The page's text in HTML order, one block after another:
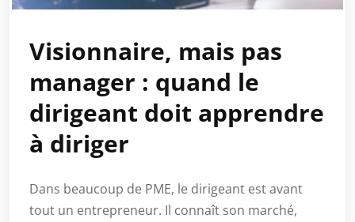
Visionnaire, mais pas
manager : quand le
dirigeant doit apprendre
à diriger
Dans beaucoup de PME, le dirigeant est avant
tout un entrepreneur. Il connaît son marché,